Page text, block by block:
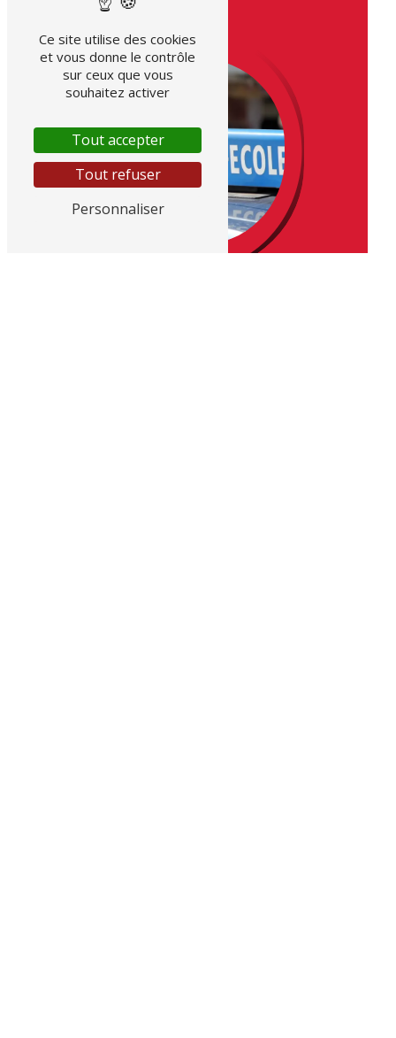
Ce site utilise des cookies
et vous donne le contrôle
sur ceux que vous
souhaitez activer
Tout accepter
Tout refuser
Personnaliser